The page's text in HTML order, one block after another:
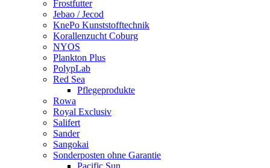
Frostfutter
Jebao / Jecod
KnePo Kunststofftechnik
Korallenzucht Coburg
NYOS
Plankton Plus
PolypLab
Red Sea
Pflegeprodukte
Rowa
Royal Exclusiv
Salifert
Sander
Sangokai
Sonderposten ohne Garantie
Pacific Sun